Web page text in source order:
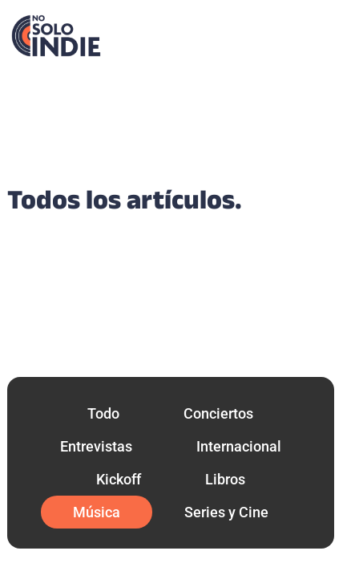
Todos los artículos.
Conciertos
Entrevistas
Internacional
Kickoff
Libros
Música
Series y Cine
Todo